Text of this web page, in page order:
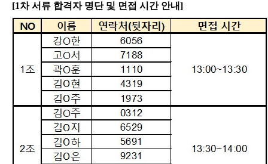
[1차 서류 합격자 명단 및 면접 시간 안내]